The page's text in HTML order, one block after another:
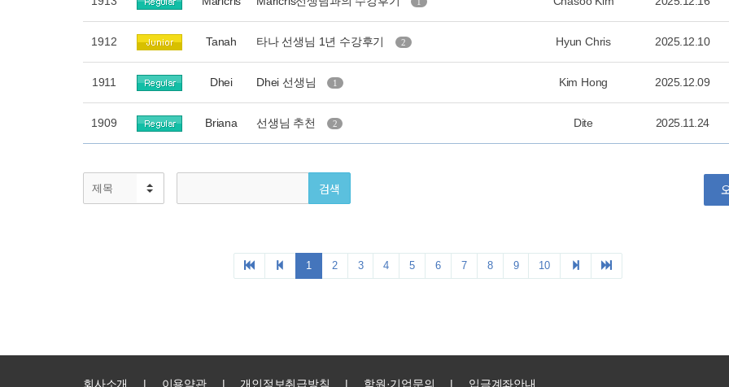
회사소개 | 이용약관 | 개인정보취급방침 | 학원·기업문의 | 입금계좌안내